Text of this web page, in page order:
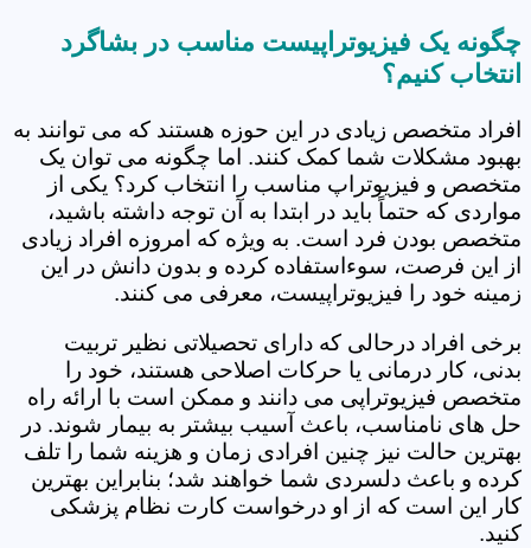
چگونه یک فیزیوتراپیست مناسب در بشاگرد
انتخاب کنیم؟
افراد متخصص زیادی در این حوزه هستند که می توانند به
بهبود مشکلات شما کمک کنند. اما چگونه می توان یک
متخصص و فیزیوتراپ مناسب را انتخاب کرد؟ یکی از
مواردی که حتماً باید در ابتدا به آن توجه داشته باشید،
متخصص بودن فرد است. به ویژه که امروزه افراد زیادی
از این فرصت، سوءاستفاده کرده و بدون دانش در این
زمینه خود را فیزیوتراپیست، معرفی می کنند.
برخی افراد درحالی که دارای تحصیلاتی نظیر تربیت
بدنی، کار درمانی یا حرکات اصلاحی هستند، خود را
متخصص فیزیوتراپی می دانند و ممکن است با ارائه راه
حل های نامناسب، باعث آسیب بیشتر به بیمار شوند. در
بهترین حالت نیز چنین افرادی زمان و هزینه شما را تلف
کرده و باعث دلسردی شما خواهند شد؛ بنابراین بهترین
کار این است که از او درخواست کارت نظام پزشکی
کنید.